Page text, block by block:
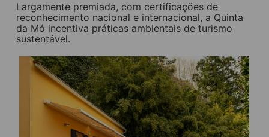
Largamente premiada, com certificações de
reconhecimento nacional e internacional, a Quinta
da Mó incentiva práticas ambientais de turismo
sustentável.